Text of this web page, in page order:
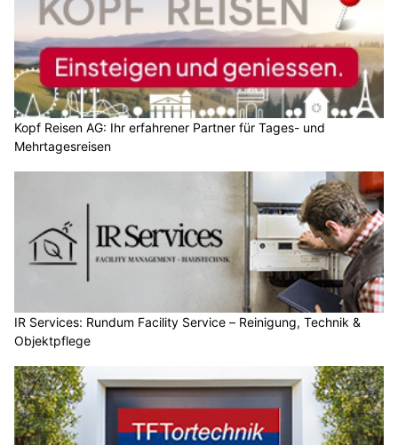
Kopf Reisen AG: Ihr erfahrener Partner für Tages- und
Mehrtagesreisen
IR Services: Rundum Facility Service – Reinigung, Technik &
Objektpflege